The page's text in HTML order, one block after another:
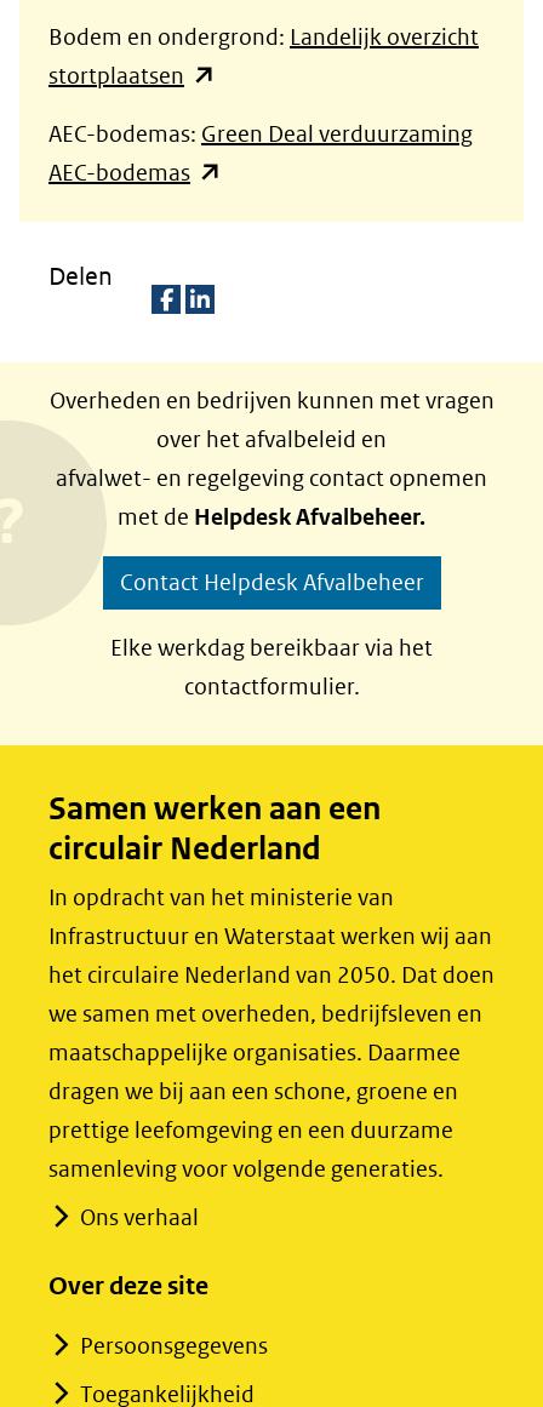
Bodem en ondergrond: Landelijk overzicht
stortplaatsen (opent
nieuw
venster)
(verwijst
een
website)
AEC-bodemas: Green Deal verduurzaming
AEC-bodemas(opent
venster)
naar
een
andere
website)
Delen
l
e
n
o
p
F
b
o
k
(opent
nieuw
naar
een
andere
website)
l
e
n
o
p
L
e
I
n
(opent
nieuw
naar
een
andere
website)
Overheden en bedrijven kunnen met vragen
over het afvalbeleid en
afvalwet- en regelgeving contact opnemen
met de Helpdesk Afvalbeheer.
Contact Helpdesk Afvalbeheer
Elke werkdag bereikbaar via het
contactformulier.
Samen werken aan een
circulair Nederland
In opdracht van het ministerie van
Infrastructuur en Waterstaat werken wij aan
het circulaire Nederland van 2050. Dat doen
we samen met overheden, bedrijfsleven en
maatschappelijke organisaties. Daarmee
dragen we bij aan een schone, groene en
prettige leefomgeving en een duurzame
samenleving voor volgende generaties.
Ons verhaal
Over deze site
Persoonsgegevens
Toegankelijkheid